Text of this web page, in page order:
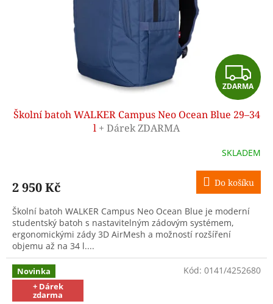
Z
D
A
R
M
A
ZDARMA
Školní batoh WALKER Campus Neo Ocean Blue 29–34
l + Dárek ZDARMA
SKLADEM
2 950 Kč Do košíku
Školní batoh WALKER Campus Neo Ocean Blue je moderní
studentský batoh s nastavitelným zádovým systémem,
ergonomickými zády 3D AirMesh a možností rozšíření
objemu až na 34 l....
Novinka
+ Dárek
zdarma
Kód: 0141/4252680